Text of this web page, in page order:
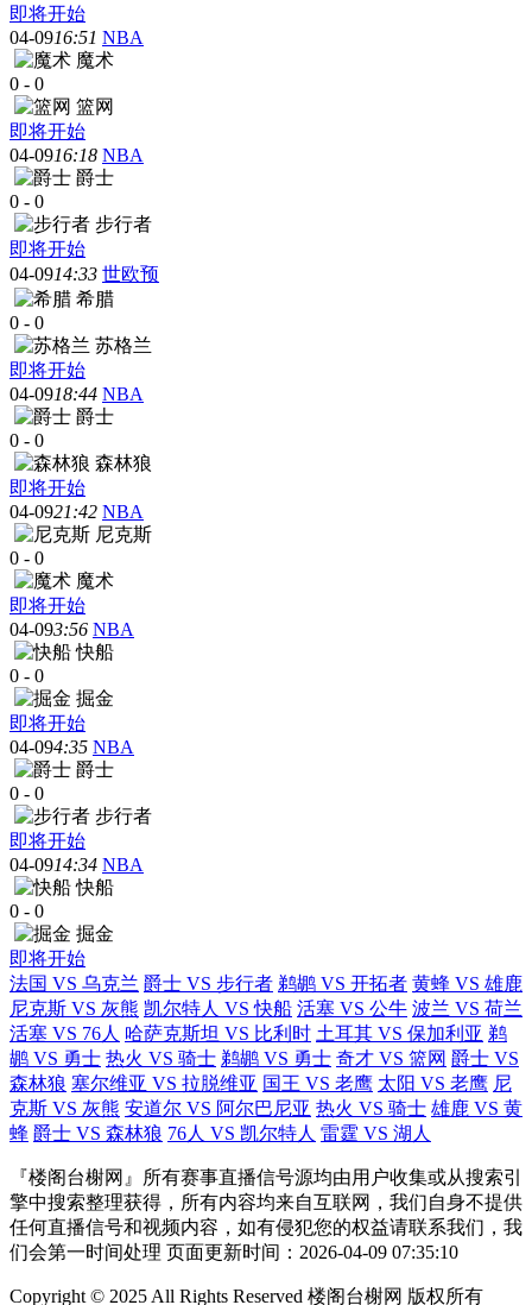
即将开始
04-0916:51 NBA
魔术
0 - 0
篮网
即将开始
04-0916:18 NBA
爵士
0 - 0
步行者
即将开始
04-0914:33 世欧预
希腊
0 - 0
苏格兰
即将开始
04-0918:44 NBA
爵士
0 - 0
森林狼
即将开始
04-0921:42 NBA
尼克斯
0 - 0
魔术
即将开始
04-093:56 NBA
快船
0 - 0
掘金
即将开始
04-094:35 NBA
爵士
0 - 0
步行者
即将开始
04-0914:34 NBA
快船
0 - 0
掘金
即将开始
法国 VS 乌克兰 爵士 VS 步行者 鹈鹕 VS 开拓者 黄蜂 VS 雄鹿
尼克斯 VS 灰熊 凯尔特人 VS 快船 活塞 VS 公牛 波兰 VS 荷兰
活塞 VS 76人 哈萨克斯坦 VS 比利时 土耳其 VS 保加利亚 鹈
鹕 VS 勇士 热火 VS 骑士 鹈鹕 VS 勇士 奇才 VS 篮网 爵士 VS
森林狼 塞尔维亚 VS 拉脱维亚 国王 VS 老鹰 太阳 VS 老鹰 尼
克斯 VS 灰熊 安道尔 VS 阿尔巴尼亚 热火 VS 骑士 雄鹿 VS 黄
蜂 爵士 VS 森林狼 76人 VS 凯尔特人 雷霆 VS 湖人
『楼阁台榭网』所有赛事直播信号源均由用户收集或从搜索引
擎中搜索整理获得，所有内容均来自互联网，我们自身不提供
任何直播信号和视频内容，如有侵犯您的权益请联系我们，我
们会第一时间处理 页面更新时间：2026-04-09 07:35:10
Copyright © 2025 All Rights Reserved 楼阁台榭网 版权所有